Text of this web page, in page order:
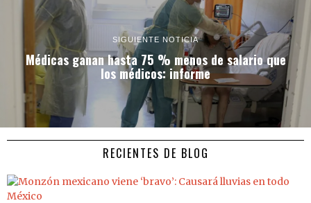
SIGUIENTE NOTICIA
Médicas ganan hasta 75 % menos de salario que
los médicos: informe
RECIENTES DE BLOG